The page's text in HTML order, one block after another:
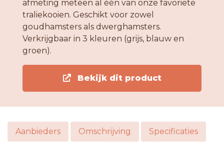
afmeting meteen al één van onze favoriete
traliekooien. Geschikt voor zowel
goudhamsters als dwerghamsters.
Verkrijgbaar in 3 kleuren (grijs, blauw en
groen).
Bekijk dit product
Aanbieders Omschrijving Specificaties